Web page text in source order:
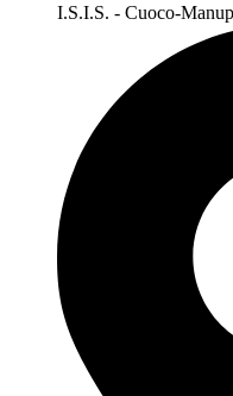
I.S.I.S. - Cuoco-